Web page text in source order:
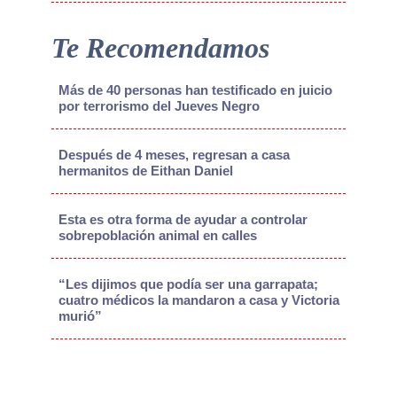
Te Recomendamos
Más de 40 personas han testificado en juicio
por terrorismo del Jueves Negro
Después de 4 meses, regresan a casa
hermanitos de Eithan Daniel
Esta es otra forma de ayudar a controlar
sobrepoblación animal en calles
“Les dijimos que podía ser una garrapata;
cuatro médicos la mandaron a casa y Victoria
murió”